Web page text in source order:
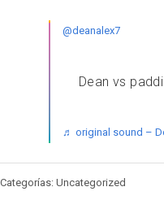
@deanalex7
Dean vs
♬ original sound –
Categorías: Uncategorized